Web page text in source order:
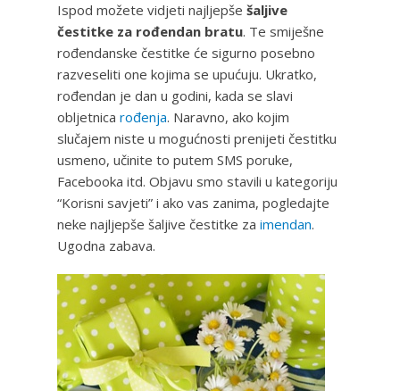
Ispod možete vidjeti najljepše šaljive
čestitke za rođendan bratu. Te smiješne
rođendanske čestitke će sigurno posebno
razveseliti one kojima se upućuju. Ukratko,
rođendan je dan u godini, kada se slavi
obljetnica rođenja. Naravno, ako kojim
slučajem niste u mogućnosti prenijeti čestitku
usmeno, učinite to putem SMS poruke,
Facebooka itd. Objavu smo stavili u kategoriju
“Korisni savjeti” i ako vas zanima, pogledajte
neke najljepše šaljive čestitke za imendan.
Ugodna zabava.